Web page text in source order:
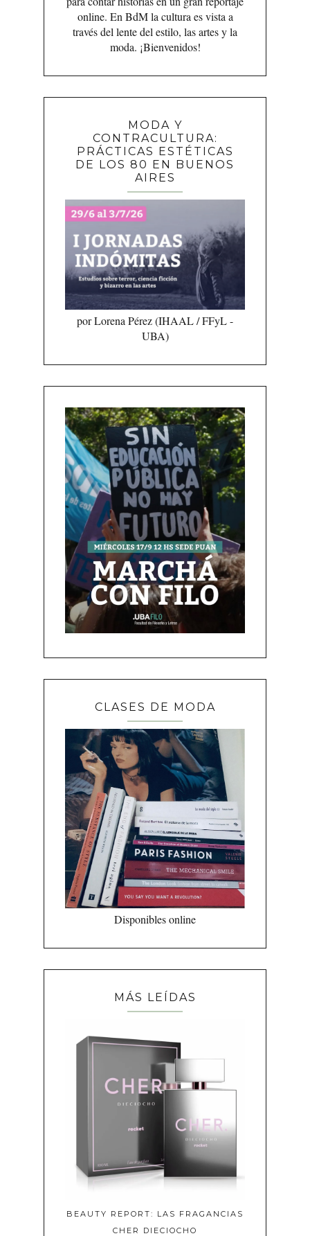
online. En BdM la cultura es vista a
través del lente del estilo, las artes y la
moda. ¡Bienvenidos!
MODA Y
CONTRACULTURA:
PRÁCTICAS ESTÉTICAS
DE LOS 80 EN BUENOS
AIRES
por Lorena Pérez (IHAAL / FFyL -
UBA)
CLASES DE MODA
Disponibles online
MÁS LEÍDAS
BEAUTY REPORT: LAS FRAGANCIAS
CHER DIECIOCHO